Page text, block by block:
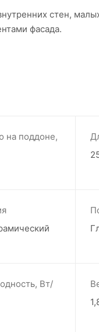
стен,
фасада.
на поддоне,
Вт/